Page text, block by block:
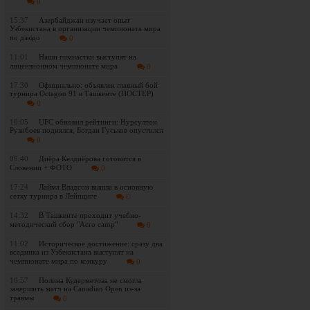
15:37
Азербайджан изучает опыт
Узбекистана в организации чемпионата мира
по дзюдо
0
11:01
Наши гимнастки выступят на
лицензионном чемпионате мира
0
17:30
Официально: объявлен главный бой
турнира Octagon 91 в Ташкенте (ПОСТЕР)
0
10:05
UFC обновил рейтинги: Нурсултон
Рузибоев поднялся, Богдан Гуськов опустился
0
09:40
Диёра Келдиёрова готовится в
Словении + ФОТО
0
17:24
Лайма Владсон вышла в основную
сетку турнира в Лейпциге
0
14:32
В Ташкенте проходит учебно-
методический сбор "Acro camp"
0
11:02
Историческое достижение: сразу два
всадника из Узбекистана выступят на
чемпионате мира по конкуру
0
10:57
Полина Кудерметова не смогла
завершить матч на Canadian Open из-за
травмы
0